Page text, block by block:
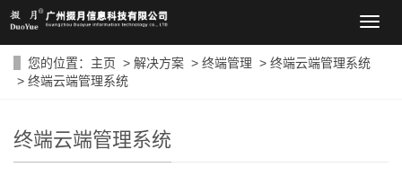
导
菜
您的位置： 主页 > 解决方案 > 终端管理 > 终端云端管理系统
> 终端云端管理系统
终端云端管理系统